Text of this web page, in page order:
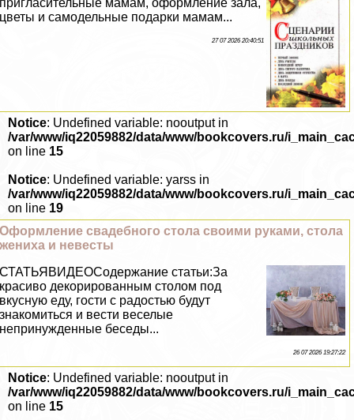
цветы и самодельные подарки мамам...
27 07 2026 20:40:51
Notice: Undefined variable: nooutput in
/var/www/iq22059882/data/www/bookcovers.ru/
on line 15
Notice: Undefined variable: yarss in
/var/www/iq22059882/data/www/bookcovers.ru/
on line 19
Оформление свадебного стола своими руками, стола
жениха и невесты
СТАТЬЯВИДЕОСодержание статьи:За
красиво декорированным столом под
вкусную еду, гости с радостью будут
знакомиться и вести веселые
непринужденные беседы...
26 07 2026 19:27:22
Notice: Undefined variable: nooutput in
/var/www/iq22059882/data/www/bookcovers.ru/
on line 15